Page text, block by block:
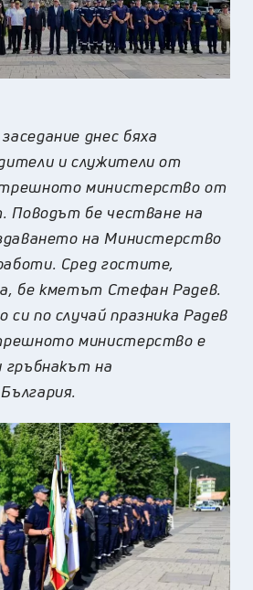
днес бяха
и служители от
министерство от
Поводът бе честване на
на Министерство
Сред гостите,
бе кметът Стефан Радев.
по случай празника Радев
министерство е
гръбнакът на